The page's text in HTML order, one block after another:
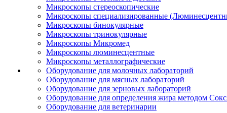
Микроскопы стереоскопические
Микроскопы специализированные
Микроскопы бинокулярные
Микроскопы тринокулярные
Микроскопы Микромед
Микроскопы люминесцентные
Микроскопы металлографические
Оборудование для молочных лабораторий
Оборудование для мясных лабораторий
Оборудование для зерновых лабораторий
Оборудование для определения жира методом
Оборудование для ветеринарии